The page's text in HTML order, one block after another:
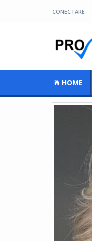
CONECTARE
HOME